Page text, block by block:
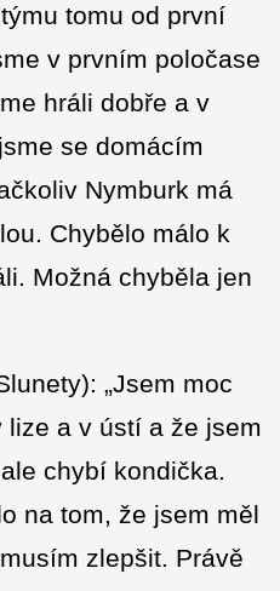
tomu od první
v prvním poločase
hráli dobře a v
se domácím
Nymburk má
Chybělo málo k
Možná chyběla jen
„Jsem moc
a v ústí a že jsem
chybí kondička.
na tom, že jsem měl
zlepšit. Právě